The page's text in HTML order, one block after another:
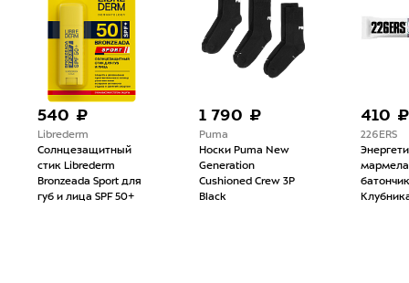
₽
Librederm
Sport для
и лица SPF 50+
1 790 ₽
Носки Puma New
Generation
Cushioned Crew 3P
410 ₽
Энергетический
мармеладный
батончик 226ERS
Клубника 30г